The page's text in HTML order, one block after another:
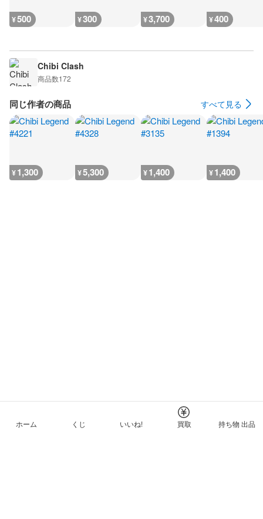
¥500 ¥300 ¥3,700 ¥400
Chibi Clash
商品数172
同じ作者の商品 すべて見る
¥1,300 ¥5,300 ¥1,400 ¥1,400
ホーム くじ いいね! 買取 持ち物 出品